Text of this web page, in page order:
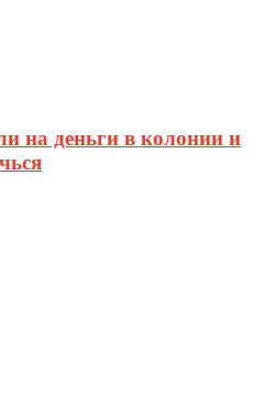
на деньги в колонии и